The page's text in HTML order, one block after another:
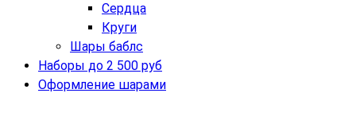
Сердца
Круги
Шары баблс
Наборы до 2 500 руб
Оформление шарами